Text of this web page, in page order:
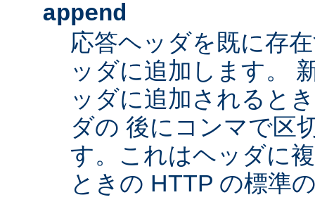
append
応答ヘッダを既に存
ッダに追加します。
ッダに追加されると
ダの 後にコンマで区
す。これはヘッダに
ときの HTTP の標準